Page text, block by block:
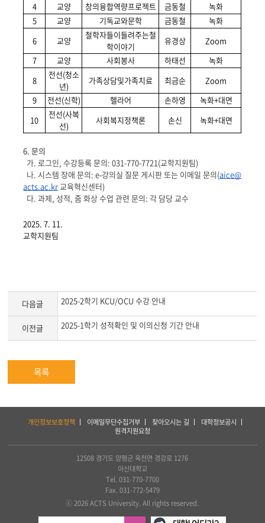
4
교양 창의융합역량프로젝트 금동철
녹화
5
교양 기독교와문학 금동철
녹화
6
교양
철학자들이들려주는철
학이야기
유경상
Zoom
7
교양 사회봉사 하태선
녹화
8
전선(청소
년)
가족상담및가족치료 최금순
Zoom
9
전선(신학) 헬라어 손하영
녹화+대면
10
전선(사복
선)
사회복지정책론 손신 녹화+대면
6. 문의
가. 로그인, 수강등록 문의: 031-770-7721(교학지원팀)
나. 시스템 장애 문의: e-강의실 질문 게시판 또는 이메일 문의(aice@
acts.ac.kr교육혁신센터)
다. 과제, 성적, 줌 화상 수업 관련 문의: 각 담당 교수
2025. 7. 11.
교학지원팀
다음글 2025-2학기 KCU/OCU 수강 안내
이전글 ​2025-1학기 성적확인 및 이의신청 기간 안내
목록
개인정보보호정책 이메일무단수집거부 찾아오시는 길
대학정보공시
원격지원요청
12508 경기도 양평군 옥천면 경강로 1276
아신대학교
Tel. 031-770-7700
Fax. 031-772-5479
ⓒ 2026 ACTS University. All rights reserved.